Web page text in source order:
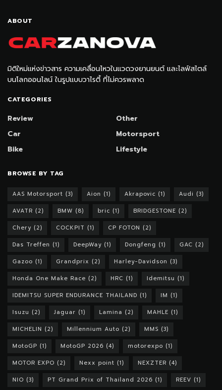
ABOUT
มิติใหม่แห่งข่าวสาร ความเคลื่อนไหวในแวดวงยานยนต์ และไลฟ์สไตล์
บนโลกออนไลน์ ในรูปแบบวาไรตี้ ที่ไม่ควรพลาด
CATEGORIES
Review
Car
Bike
Other
Motorsport
Lifestyle
BROWSE BY TAG
AAS Motorsport (3) Aion (1) Akrapovic (1) Audi (3)
AVATR (2) BMW (8) bric (1) BRIDGESTONE (2)
Chery (2) COCKPIT (1) CP FOTON (2)
Das Treffen (1) DeepWay (1) Dongfeng (1) GAC (2)
Gazoo (1) Grandprix (2) Harley-Davidson (3)
Honda One Make Race (2) HRC (1) Idemitsu (1)
IDEMITSU SUPER ENDURANCE THAILAND (1) IM (1)
Isuzu (2) Jaguar (1) Lamina (2) MAHLE (1)
MICHELIN (2) Millennium Auto (2) MMS (3)
MotoGP (1) MotoGP 2026 (4) motorexpo (1)
MOTOR EXPO (2) Nexx point (1) NEXZTER (4)
NIO (3) PT Grand Prix of Thailand 2026 (1) REEV (1)